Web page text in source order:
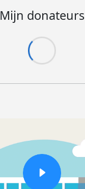
Mijn donateurs